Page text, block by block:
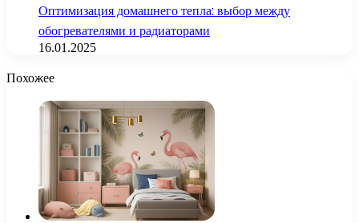
Оптимизация домашнего тепла: выбор между
обогревателями и радиаторами
16.01.2025
Похожее